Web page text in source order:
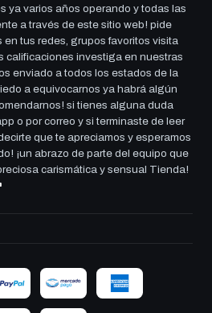
ya varios años operando y todas las
a través de este sitio web! pide
en tus redes, grupos favoritos visita
calificaciones investiga en nuestras
enviado a todos los estados de la
a equivocarnos ya habrá algún
si tienes alguna duda
o por correo y si terminaste de leer
que te apreciamos y esperamos
¡un abrazo de parte del equipo que
carismática y sensual Tienda!